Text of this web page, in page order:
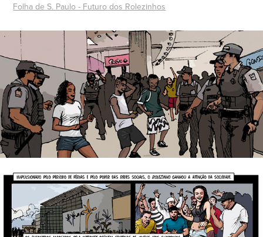
Folha de S. Paulo - Futuro dos Rolezinhos